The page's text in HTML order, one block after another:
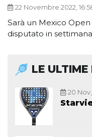
22 Novembre 2022,
Sarà un Mexico
disputato in
LE ULTIME
20 Nov,